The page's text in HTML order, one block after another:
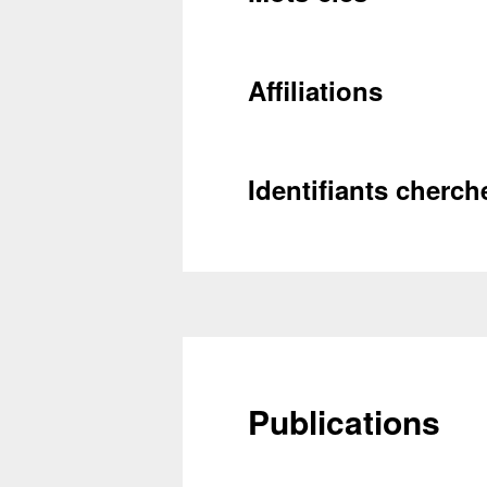
Affiliations
Identifiants
Publications